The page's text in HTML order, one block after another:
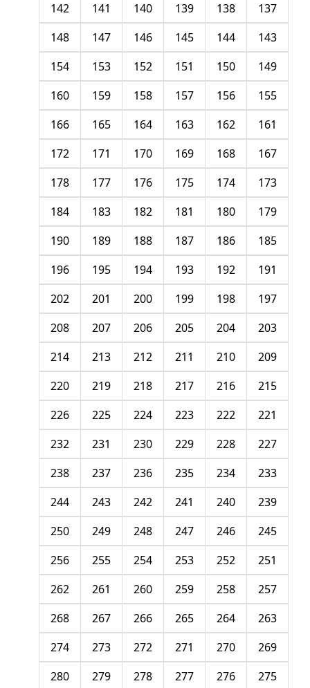
137
138
139
140
141
142
143
144
145
146
147
148
149
150
151
152
153
154
155
156
157
158
159
160
161
162
163
164
165
166
167
168
169
170
171
172
173
174
175
176
177
178
179
180
181
182
183
184
185
186
187
188
189
190
191
192
193
194
195
196
197
198
199
200
201
202
203
204
205
206
207
208
209
210
211
212
213
214
215
216
217
218
219
220
221
222
223
224
225
226
227
228
229
230
231
232
233
234
235
236
237
238
239
240
241
242
243
244
245
246
247
248
249
250
251
252
253
254
255
256
257
258
259
260
261
262
263
264
265
266
267
268
269
270
271
272
273
274
275
276
277
278
279
280